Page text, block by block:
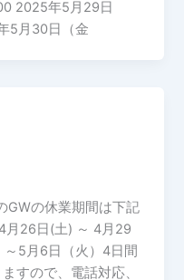
2025年5月29日
5月30日（金
GWの休業期間は下記
月26日(土) ～ 4月29
5月6日（火）4日間
すので、電話対応、